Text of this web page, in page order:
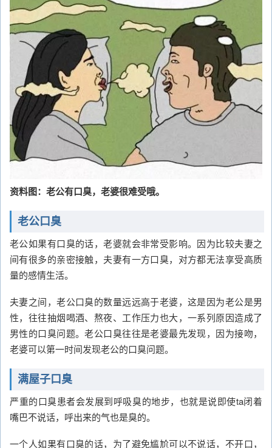
资料图：老公有口臭，老婆很难受哦。
老公口臭
老公如果有口臭的话，老婆就会非常受影响。因为比较夫妻之
间有很多的亲密接触，夫妻有一方口臭，对方都无法享受高质
量的感情生活。
夫妻之间，老公口臭的数量远远高于老婆，这是因为老公是男
性，往往抽烟喝酒、熬夜、工作压力也大，一系列原因造成了
男性的口臭问题。老公口臭往往是老婆最先发现，因为接吻，
老婆可以第一时间发现老公的口臭问题。
满屋子口臭
严重的口臭患者会发展到呼吸臭的地步，也就是说即使ta闭着
嘴巴不说话，呼出来的气也是臭的。
一个人如果有口臭的话，为了避免尴尬可以不说话，不开口，